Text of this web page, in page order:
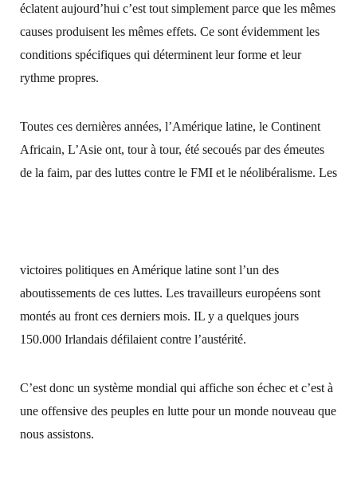
éclatent aujourd’hui c’est tout simplement parce que les mêmes
causes produisent les mêmes effets. Ce sont évidemment les
conditions spécifiques qui déterminent leur forme et leur
rythme propres.
Toutes ces dernières années, l’Amérique latine, le Continent
Africain, L’Asie ont, tour à tour, été secoués par des émeutes
de la faim, par des luttes contre le FMI et le néolibéralisme. Les
victoires politiques en Amérique latine sont l’un des
aboutissements de ces luttes. Les travailleurs européens sont
montés au front ces derniers mois. IL y a quelques jours
150.000 Irlandais défilaient contre l’austérité.
C’est donc un système mondial qui affiche son échec et c’est à
une offensive des peuples en lutte pour un monde nouveau que
nous assistons.